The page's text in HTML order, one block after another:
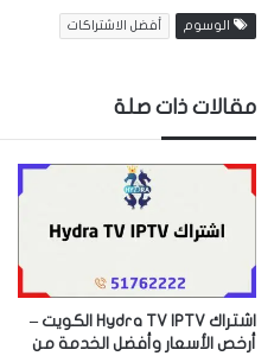
الوسوم أفضل الاشتراكات
مقالات ذات صلة
اشتراك Hydra TV IPTV الكويت –
أرخص الأسعار وأفضل الخدمة من